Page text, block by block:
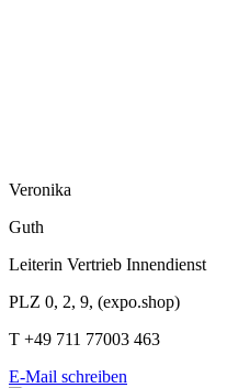
Veronika
Guth
Leiterin Vertrieb Innendienst
PLZ 0, 2, 9, (expo.shop)
T +49 711 77003 463
E-Mail schreiben